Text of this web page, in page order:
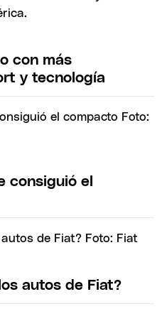
con más
y tecnología
consiguió el
autos de Fiat?